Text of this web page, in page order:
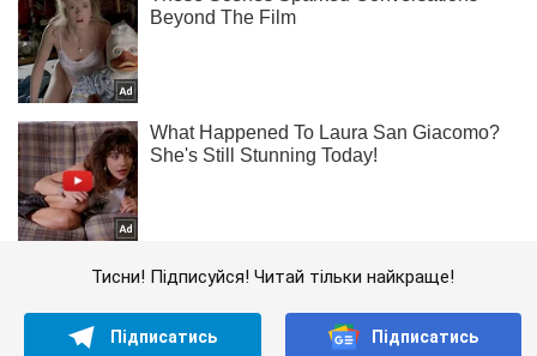
Тисни! Підписуйся! Читай тільки найкраще!
Підписатись Підписатись